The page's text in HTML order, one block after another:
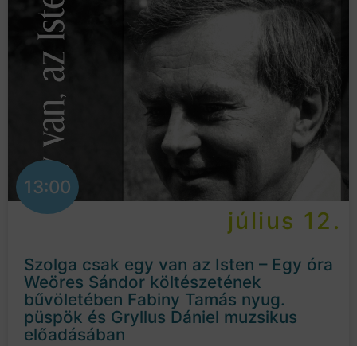
13:00
július 12.
Szolga csak egy van az Isten – Egy óra
Weöres Sándor költészetének
bűvöletében Fabiny Tamás nyug.
püspök és Gryllus Dániel muzsikus
előadásában